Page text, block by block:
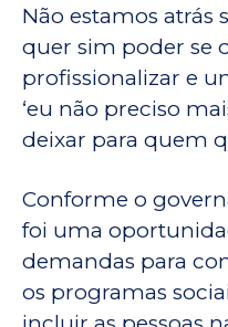
Não estamos atrás
quer sim poder se
profissionalizar e
‘eu não preciso
deixar para quem
Conforme o
foi uma
demandas para
os programas